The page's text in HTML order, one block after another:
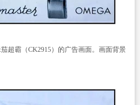
霸（CK2915）的广告画面。画面背景